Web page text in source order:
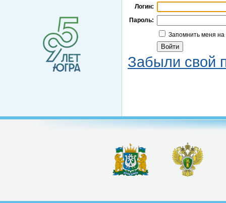
Логин:
Пароль:
Запомнить меня
Забыли свой